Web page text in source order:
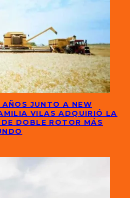
JUNTO A NEW
VILAS ADQUIRIÓ LA
DOBLE ROTOR MÁS